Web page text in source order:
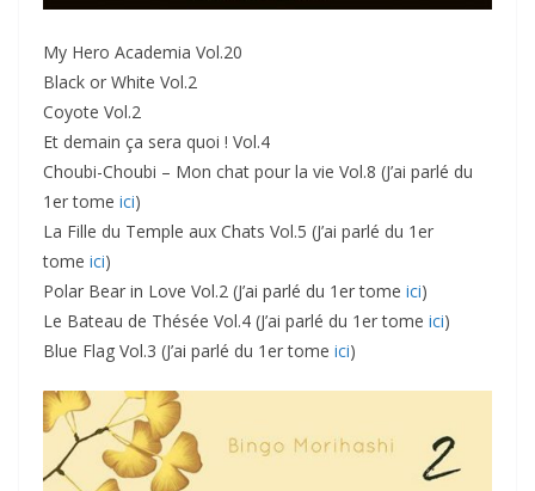
My Hero Academia Vol.20
Black or White Vol.2
Coyote Vol.2
Et demain ça sera quoi ! Vol.4
Choubi-Choubi – Mon chat pour la vie Vol.8 (J’ai parlé du
1er tome ici)
La Fille du Temple aux Chats Vol.5 (J’ai parlé du 1er
tome ici)
Polar Bear in Love Vol.2 (J’ai parlé du 1er tome ici)
Le Bateau de Thésée Vol.4 (J’ai parlé du 1er tome ici)
Blue Flag Vol.3 (J’ai parlé du 1er tome ici)